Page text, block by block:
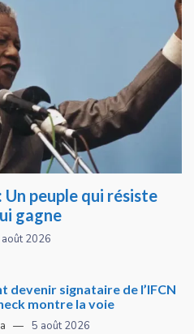
peuple qui résiste
gagne
août 2026
devenir signataire de l’IFCN
montre la voie
5 août 2026